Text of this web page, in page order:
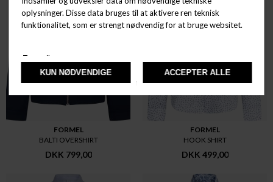
FORMEL
BALTI OVERSHIRT
DKK 799,00
FORMEL
HOOK SHIRT
DKK 499,00